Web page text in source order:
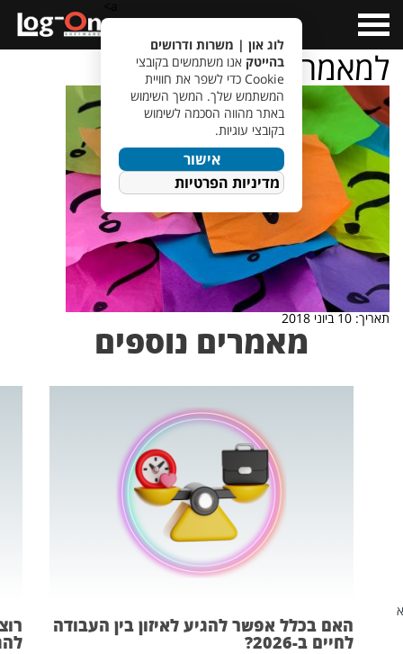
Menu
למאמר שאלות
תאריך: 10 ביוני 2018
מאמרים נוספים
האם בכלל אפשר להגיע לאיזון בין העבודה
לחיים ב-2026?
לוג און | משרות ודרושים
בהייטק אנו משתמשים בקובצי
Cookie כדי לשפר את חוויית
המשתמש שלך. המשך השימוש
באתר מהווה הסכמה לשימוש
בקובצי עוגיות.
אישור
מדיניות הפרטיות